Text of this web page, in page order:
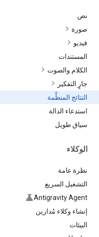
نص
صورة
فيديو
المستندات
الكلام والصوت
جارٍ التفكير
النتائج المنظَّمة
استدعاء الدالة
سياق طويل
الوكلاء
نظرة عامة
التشغيل السريع
Antigravity Agent
إنشاء وكلاء مُدارين
البيئات